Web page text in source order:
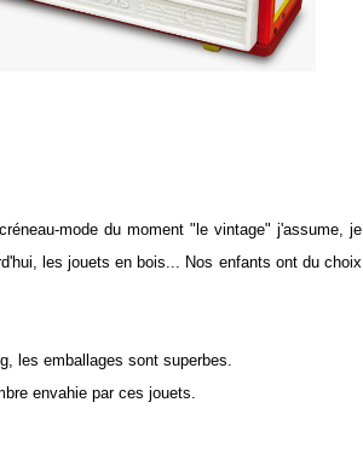
mode du moment "le vintage" j'assume, je
les jouets en bois... Nos enfants ont du choix
les emballages sont superbes.
envahie par ces jouets.